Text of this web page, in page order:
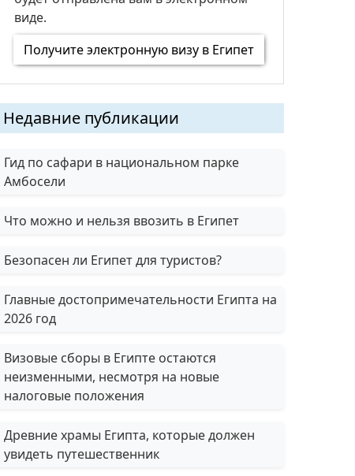
виде.
Получите электронную визу в Египет
Недавние публикации
Гид по сафари в национальном парке
Амбосели
Что можно и нельзя ввозить в Египет
Безопасен ли Египет для туристов?
Главные достопримечательности Египта на
2026 год
Визовые сборы в Египте остаются
неизменными, несмотря на новые
налоговые положения
Древние храмы Египта, которые должен
увидеть путешественник